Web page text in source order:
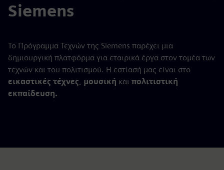
Siemens
Το Πρόγραμμα Τεχνών της Siemens παρέχει μια
δημιουργική πλατφόρμα για εταιρικά έργα στον τομέα των
τεχνών και του πολιτισμού. Η εστίασή μας είναι στο
εικαστικές τέχνες μουσική και πολιτιστική
εκπαίδευση.